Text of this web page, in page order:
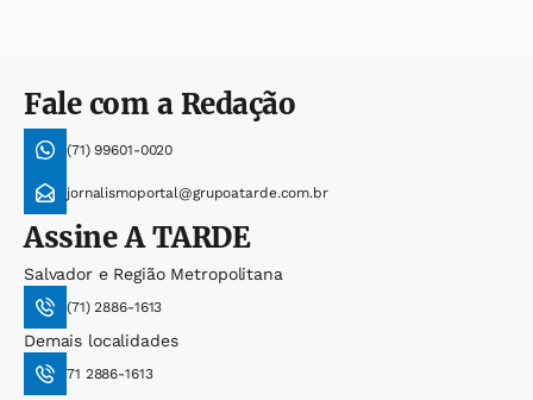
Fale com a Redação
(71) 99601-0020
jornalismoportal@grupoatarde.com.br
AssineA TARDE
Salvador e Região Metropolitana
(71) 2886-1613
Demais localidades
71 2886-1613